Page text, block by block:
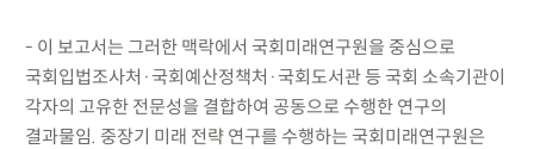
- 이 보고서는 그러한 맥락에서 국회미래연구원을 중심으로
국회입법조사처·국회예산정책처·국회도서관 등 국회 소속기관이
각자의 고유한 전문성을 결합하여 공동으로 수행한 연구의
결과물임. 중장기 미래 전략 연구를 수행하는 국회미래연구원은